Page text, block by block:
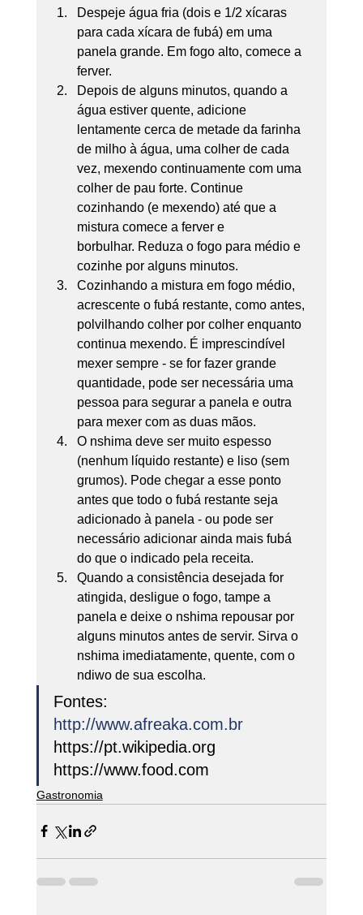
Despeje água fria (dois e 1/2 xícaras
para cada xícara de fubá) em uma
panela grande. Em fogo alto, comece a
ferver.
Depois de alguns minutos, quando a
água estiver quente, adicione
lentamente cerca de metade da farinha
de milho à água, uma colher de cada
vez, mexendo continuamente com uma
colher de pau forte. Continue
cozinhando (e mexendo) até que a
mistura comece a ferver e
borbulhar. Reduza o fogo para médio e
cozinhe por alguns minutos.
Cozinhando a mistura em fogo médio,
acrescente o fubá restante, como antes,
polvilhando colher por colher enquanto
continua mexendo. É imprescindível
mexer sempre - se for fazer grande
quantidade, pode ser necessária uma
pessoa para segurar a panela e outra
para mexer com as duas mãos.
O nshima deve ser muito espesso
(nenhum líquido restante) e liso (sem
grumos). Pode chegar a esse ponto
antes que todo o fubá restante seja
adicionado à panela - ou pode ser
necessário adicionar ainda mais fubá
do que o indicado pela receita.
Quando a consistência desejada for
atingida, desligue o fogo, tampe a
panela e deixe o nshima repousar por
alguns minutos antes de servir. Sirva o
nshima imediatamente, quente, com o
ndiwo de sua escolha.
Fontes:
http://www.afreaka.com.br
https://pt.wikipedia.org
https://www.food.com
Gastronomia